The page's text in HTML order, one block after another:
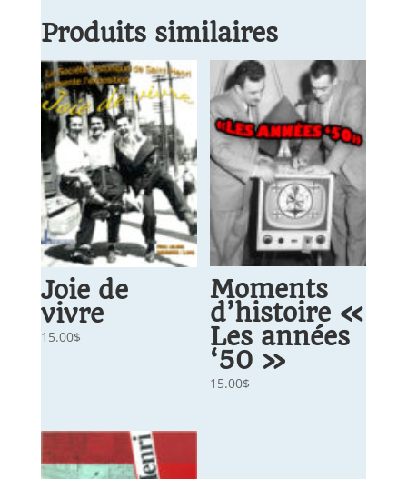
Produits similaires
Joie de
vivre
15.00$
Moments
d’histoire «
Les années
‘50 »
15.00$